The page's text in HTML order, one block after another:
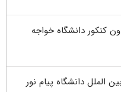
کنکور دانشگاه خواجه
دانشگاه پیام نور